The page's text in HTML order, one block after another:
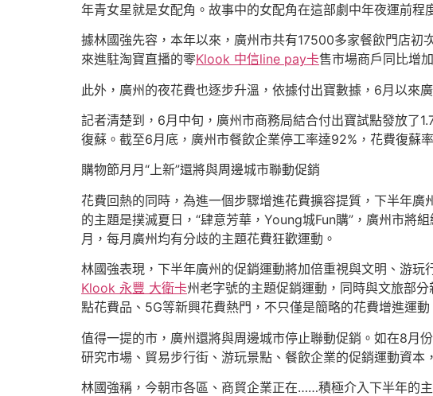
年青女星就是女配角。故事中的女配角在這部劇中年夜運前程
據林國強先容，本年以來，廣州市共有17500多家餐飲門店
來進駐淘寶直播的零Klook 中信line pay卡售市場商戶同比增
此外，廣州的夜花費也逐步升溫，依據付出寶數據，6月以來
記者清楚到，6月中旬，廣州市商務局結合付出寶試點發放了
復蘇。截至6月底，廣州市餐飲企業停工率達92%，花費復蘇
購物節月月“上新”還將與周邊城市聯動促銷
花費回熱的同時，為進一個步驟增進花費擴容提質，下半年
的主題是撲滅夏日，“肆意芳華，Young城Fun購”，廣州市將
月，每月廣州均有分歧的主題花費狂歡運動。
林國強表現，下半年廣州的促銷運動將加倍重視與文明、游
Klook 永豐 大衛卡州老字號的主題促銷運動，同時與文旅部
點花費品、5G等新興花費熱門，不只僅是簡略的花費增進運
值得一提的市，廣州還將與周邊城市停止聯動促銷。如在8月
研究市場、貿易步行街、游玩景點、餐飲企業的促銷運動資
林國強稱，今朝市各區、商貿企業正在……積極介入下半年的